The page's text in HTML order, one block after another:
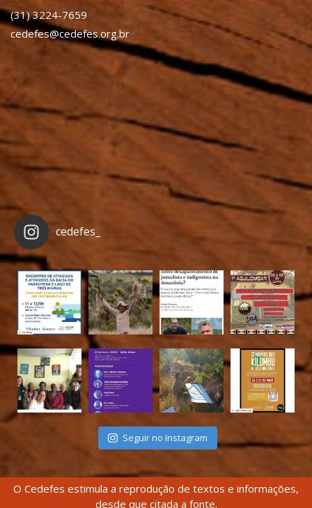
(31) 3224-7659
cedefes@cedefes.org.br
cedefes_
Seguir no Instagram
O Cedefes estimula a reprodução de textos e informações,
desde que citada a fonte.